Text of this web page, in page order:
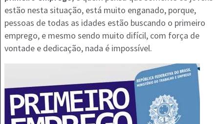
estão nesta situação, está muito enganado, porque,
pessoas de todas as idades estão buscando o primeiro
emprego, e mesmo sendo muito difícil, com força de
vontade e dedicação, nada é impossível.